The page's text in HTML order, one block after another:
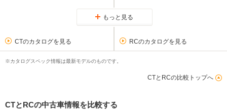
もっと見る
CTのカタログを見る RCのカタログを見る
※カタログスペック情報は最新モデルのものです。
CTとRCの比較トップへ
CTとRCの中古車情報を比較する